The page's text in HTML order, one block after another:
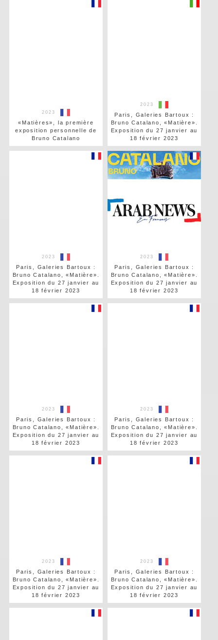
2023
«Matières», la première
exposition personnelle de
Bruno Catalano
2023
Paris, Galeries Bartoux :
Bruno Catalano, «Matière».
Exposition du 27 janvier au
18 février 2023
2023
Paris, Galeries Bartoux :
Bruno Catalano, «Matière».
Exposition du 27 janvier au
18 février 2023
2023
Paris, Galeries Bartoux :
Bruno Catalano, «Matière».
Exposition du 27 janvier au
18 février 2023
2023
Paris, Galeries Bartoux :
Bruno Catalano, «Matière».
Exposition du 27 janvier au
18 février 2023
2023
Paris, Galeries Bartoux :
Bruno Catalano, «Matière».
Exposition du 27 janvier au
18 février 2023
2023
Paris, Galeries Bartoux :
Bruno Catalano, «Matière».
Exposition du 27 janvier au
18 février 2023
2023
Paris, Galeries Bartoux :
Bruno Catalano, «Matière».
Exposition du 27 janvier au
18 février 2023